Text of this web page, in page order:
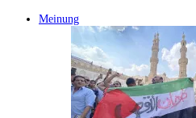
Meinung